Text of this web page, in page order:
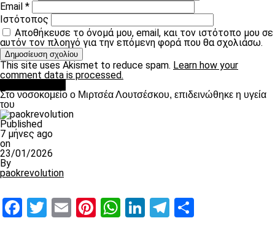
Email *
Ιστότοπος
Αποθήκευσε το όνομά μου, email, και τον ιστότοπο μου σε
αυτόν τον πλοηγό για την επόμενη φορά που θα σχολιάσω.
This site uses Akismet to reduce spam. Learn how your
comment data is processed.
Στο νοσοκομείο ο Μιρτσέα Λουτσέσκου, επιδεινώθηκε η υγεία
του
Published
7 μήνες ago
on
23/01/2026
By
paokrevolution
Facebook
Twitter
EmailPinterest
WhatsApp
LinkedIn
Telegram